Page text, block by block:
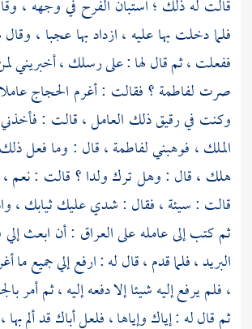
قالت له ذلك ؛ استبان الفرح في وجهه ،
فلما دخلت بها عليه ، ازداد بها عجبا ،
ففعلت ، ثم قال لها : على رسلك ، أخبريني
صرت لفاطمة ؟فقالت : أغرم الحجاج
وكنت في رقيق ذلك العامل ، قالت :
الملك، فوهبنيلفاطمة ،قال : وما فعل
هلك ، قال : وهل ترك ولدا ؟ قالت : نعم ،
قالت : سيئة ، فقال : شدي عليك ثيابك ،
ثم كتب إلى عامله علىالعراق : أن ابعث
البريد ، فلما قدم ، قال له : ارفع إلي جميع ما
، فلم يرفع إليه شيئا إلا دفعه إليه ، ثم أمر
ثم قال له : إياك وإياها ، فلعل أباك قد ألم